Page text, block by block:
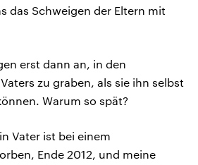
das Schweigen der Eltern mit
erst dann an, in den
zu graben, als sie ihn selbst
Warum so spät?
Vater ist bei einem
Ende 2012, und meine